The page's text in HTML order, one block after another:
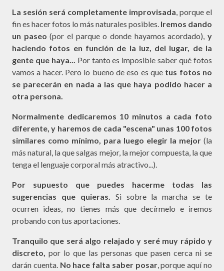
La sesión será completamente improvisada , porque el
fin es hacer fotos lo más naturales posibles. Iremos dando
un paseo (por el parque o donde hayamos acordado),y
haciendo fotos en función de la luz, del lugar, de la
gente que haya... Por tanto es imposible saber qué fotos
vamos a hacer. Pero lo bueno de eso es que tus fotos no
se parecerán en nada a las que haya podido hacer a
otra persona.
Normalmente dedicaremos 10 minutos a cada foto
diferente, y haremos de cada "escena" unas 100 fotos
similares como mínimo, para luego elegir la mejor (la
más natural, la que salgas mejor, la mejor compuesta, la que
tenga el lenguaje corporal más atractivo...).
Por supuesto que puedes hacerme todas las
sugerencias que quieras.
Si sobre la marcha se te
ocurren ideas, no tienes más que decírmelo e iremos
probando con tus aportaciones.
Tranquilo que será algo relajado y seré muy rápido y
discreto, por lo que las personas que pasen cerca ni se
darán cuenta. No hace falta saber posar, porque aquí no